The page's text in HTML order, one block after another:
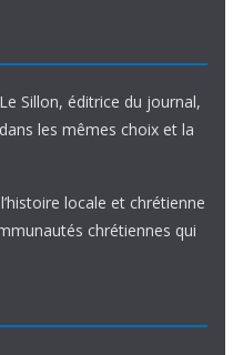
Sillon, éditrice du journal,
les mêmes choix et la
locale et chrétienne
chrétiennes qui